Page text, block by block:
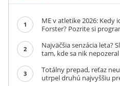
1
ME v atletike 2026: Kedy
Forster? Pozrite si
2
Najväčšia senzácia leta?
tam, kde sa nik nepozeral
3
Totálny prepad, reťaz
utrpel druhú najvyššiu